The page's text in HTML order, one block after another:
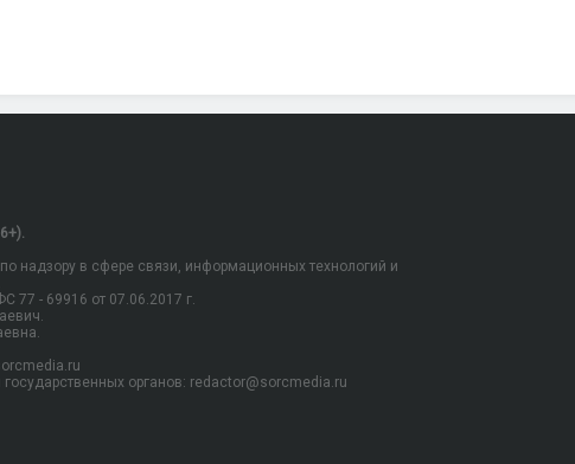
надзору в сфере связи, информационных технологий и
77 - 69916 от 07.06.2017 г.
органов: redactor@sorcmedia.ru